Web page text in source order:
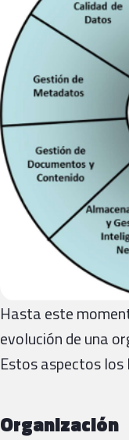
Hasta este
evolución de una
Estos aspectos
Organización